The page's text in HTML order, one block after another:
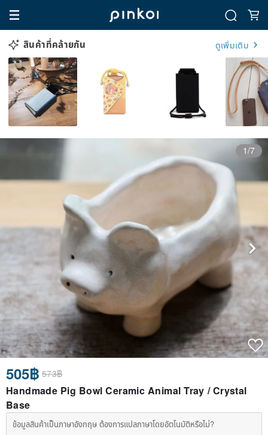
สินค้าที่คล้ายกัน ดูเพิ่มเติม
1/7
505฿ 573฿
Handmade Pig Bowl Ceramic Animal Tray / Crystal
Base
ข้อมูลสินค้าเป็นภาษาอังกฤษ ต้องการแปลภาษาโดยอัตโนมัติหรือไม่?